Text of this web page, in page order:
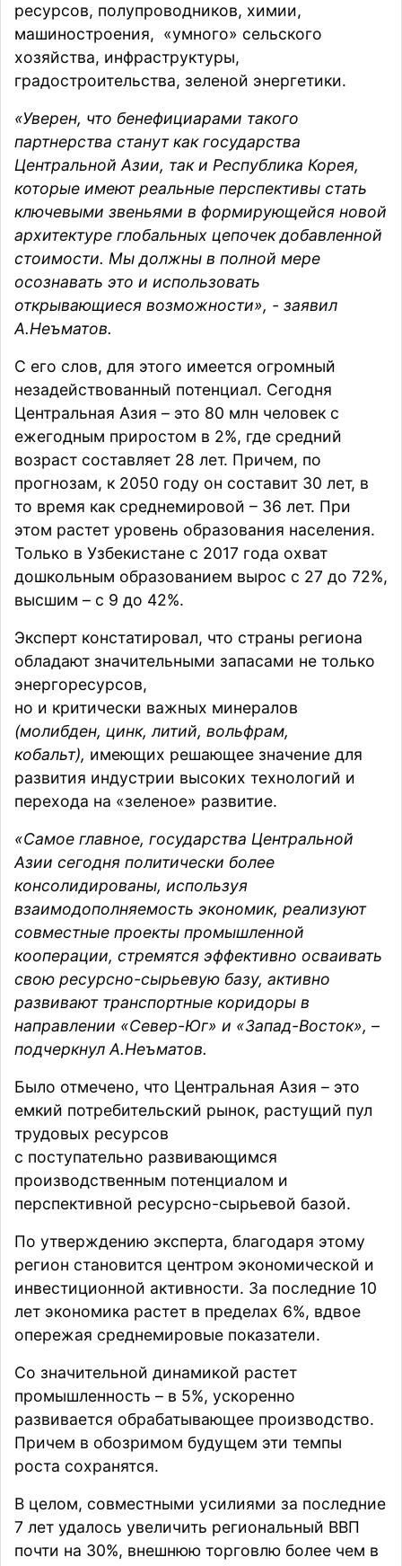
ресурсов, полупроводников, химии,
машиностроения, «умного» сельского
хозяйства, инфраструктуры,
градостроительства, зеленой энергетики.
«Уверен, что бенефициарами такого
партнерства станут как государства
Центральной Азии, так и Республика Корея,
которые имеют реальные перспективы стать
ключевыми звеньями в формирующейся новой
архитектуре глобальных цепочек добавленной
стоимости. Мы должны в полной мере
осознавать это и использовать
открывающиеся возможности», - заявил
А.Неъматов.
С его слов, для этого имеется огромный
незадействованный потенциал. Сегодня
Центральная Азия – это 80 млн человек с
ежегодным приростом в 2%, где средний
возраст составляет 28 лет. Причем, по
прогнозам, к 2050 году он составит 30 лет, в
то время как среднемировой – 36 лет. При
этом растет уровень образования населения.
Только в Узбекистане с 2017 года охват
дошкольным образованием вырос с 27 до 72%,
высшим – с 9 до 42%.
Эксперт констатировал, что страны региона
обладают значительными запасами не только
энергоресурсов,
но и критически важных минералов
(молибден, цинк, литий, вольфрам,
кобальт), имеющих решающее значение для
развития индустрии высоких технологий и
перехода на «зеленое» развитие.
«Самое главное, государства Центральной
Азии сегодня политически более
консолидированы, используя
взаимодополняемость экономик, реализуют
совместные проекты промышленной
кооперации, стремятся эффективно осваивать
свою ресурсно-сырьевую базу, активно
развивают транспортные коридоры в
направлении «Север-Юг» и «Запад-Восток», –
подчеркнул А.Неъматов.
Было отмечено, что Центральная Азия – это
емкий потребительский рынок, растущий пул
трудовых ресурсов
с поступательно развивающимся
производственным потенциалом и
перспективной ресурсно-сырьевой базой.
По утверждению эксперта, благодаря этому
регион становится центром экономической и
инвестиционной активности. За последние 10
лет экономика растет в пределах 6%, вдвое
опережая среднемировые показатели.
Со значительной динамикой растет
промышленность – в 5%, ускоренно
развивается обрабатывающее производство.
Причем в обозримом будущем эти темпы
роста сохранятся.
В целом, совместными усилиями за последние
7 лет удалось увеличить региональный ВВП
почти на 30%, внешнюю торговлю более чем в